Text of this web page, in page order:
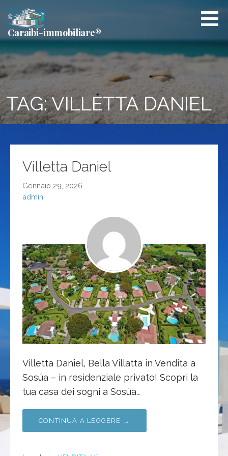
contenuto
Caraibi-immobiliare®
TAG: VILLETTA DANIEL
Villetta Daniel
Gennaio 29, 2026
admin
Villetta Daniel, Bella Villatta in Vendita a
Sosúa – in residenziale privato! Scopri la
tua casa dei sogni a Sosúa…
CONTINUA A LEGGERE →